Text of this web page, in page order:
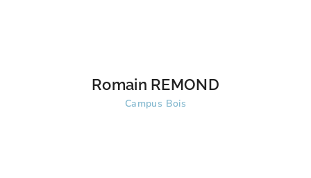
Romain REMOND
Campus Bois